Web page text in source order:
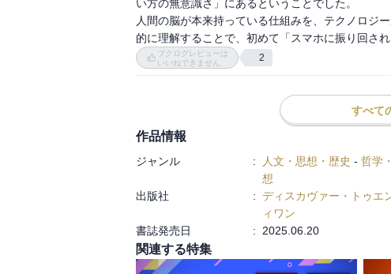
元Google人材育成統括部長であり、テック企業の
「アテンションエコノミー時代を生き抜くための
「やめる」ではなく、「選ぶ」「整える」「距離を
「最近、なんだかスマホ疲れしているかも・・・
そんなあなたの行動を変えるきっかけとなる、ス
はじめに
第１章 なぜ、わたしたちはスマホに振り回されて
第２章 デジタルテクノロジーの光と影
第３章 デジタルテクノロジーとの適切なスタンスと
第４章 より健全なスタンスをとるためのマインドセ
い方の無意識さ」にあるということでした。
人間の脳が本来持っている仕組みを、テクノロジ
的に理解することで、初めて「スマホに振り回さ
ブクログレビューは
いいねできません
2
すべて
作品情報
ジャンル : 人文・思想・歴史 - 哲学
想
出版社
: ディスカヴァー・トゥエ
ィワン
書誌発売日 : 2025.06.20
関連する特集